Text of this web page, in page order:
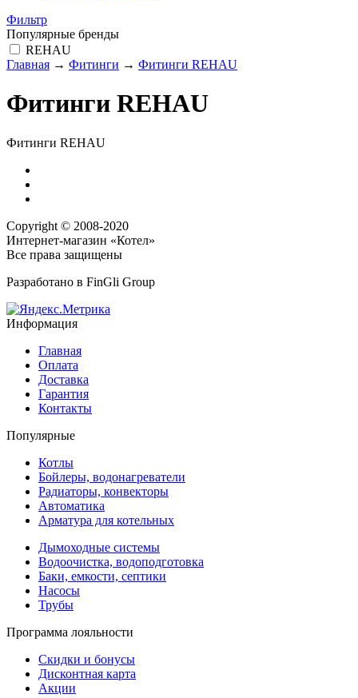
Фильтр
Популярные бренды
REHAU
Главная → Фитинги → Фитинги REHAU
Фитинги REHAU
Фитинги REHAU
Copyright © 2008-2020
Интернет-магазин «Котел»
Все права защищены
Разработано в FinGli Group
Информация
Главная
Оплата
Доставка
Гарантия
Контакты
Популярные
Котлы
Бойлеры, водонагреватели
Радиаторы, конвекторы
Автоматика
Арматура для котельных
Дымоходные системы
Водоочистка, водоподготовка
Баки, емкости, септики
Насосы
Трубы
Программа лояльности
Скидки и бонусы
Дисконтная карта
Акции